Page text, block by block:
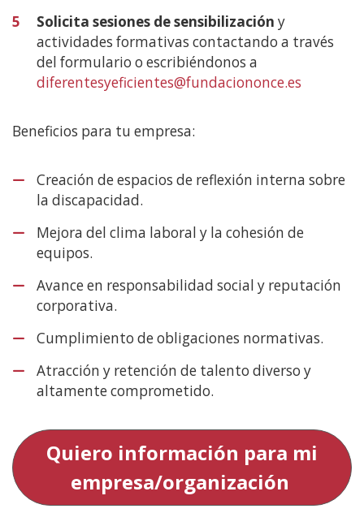
5
Solicita sesiones de sensibilización y
actividades formativas contactando a través
del formulario o escribiéndonos a
diferentesyeficientes@fundaciononce.es
Beneficios para tu empresa:
Creación de espacios de reflexión interna sobre
la discapacidad.
Mejora del clima laboral y la cohesión de
equipos.
Avance en responsabilidad social y reputación
corporativa.
Cumplimiento de obligaciones normativas.
Atracción y retención de talento diverso y
altamente comprometido.
Quiero información para mi
empresa/organización